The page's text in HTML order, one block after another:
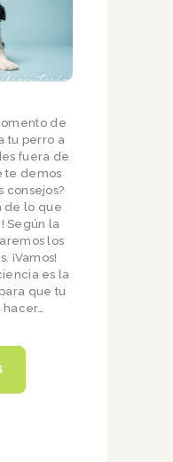
de
tu perro a
fuera de
te demos
consejos?
de lo que
Según la
los
¡Vamos!
es la
que tu